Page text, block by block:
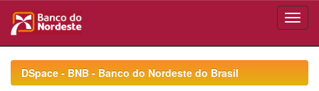
navigationDSpace - BNB - Banco do Nordeste do Brasil